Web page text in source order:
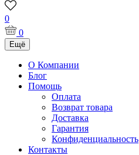
0
0
Ещё
О Компании
Блог
Помощь
Оплата
Возврат товара
Доставка
Гарантия
Конфиденциальность
Контакты